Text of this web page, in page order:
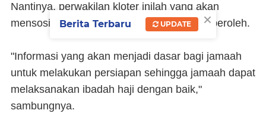
Nantinya, perwakilan kloter inilah yang akan
mensosialisasikan informasi yang mereka peroleh.
"Informasi yang akan menjadi dasar bagi jamaah
untuk melakukan persiapan sehingga jamaah dapat
melaksanakan ibadah haji dengan baik,"
sambungnya.
×
Berita Terbaru UPDATE